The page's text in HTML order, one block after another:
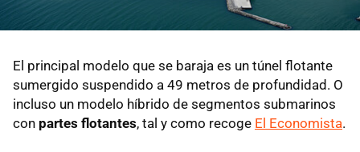
El principal modelo que se baraja es un túnel flotante
sumergido suspendido a 49 metros de profundidad. O
incluso un modelo híbrido de segmentos submarinos
con partes flotantes, tal y como recoge El Economista.